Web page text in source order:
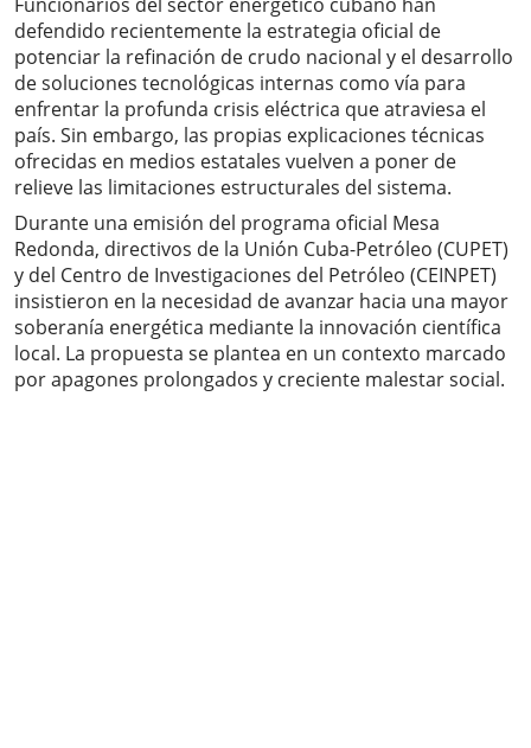
defendido recientemente la estrategia oficial de
potenciar la refinación de crudo nacional y el desarrollo
de soluciones tecnológicas internas como vía para
enfrentar la profunda crisis eléctrica que atraviesa el
país. Sin embargo, las propias explicaciones técnicas
ofrecidas en medios estatales vuelven a poner de
relieve las limitaciones estructurales del sistema.
Durante una emisión del programa oficial Mesa
Redonda, directivos de la Unión Cuba-Petróleo (CUPET)
y del Centro de Investigaciones del Petróleo (CEINPET)
insistieron en la necesidad de avanzar hacia una mayor
soberanía energética mediante la innovación científica
local. La propuesta se plantea en un contexto marcado
por apagones prolongados y creciente malestar social.